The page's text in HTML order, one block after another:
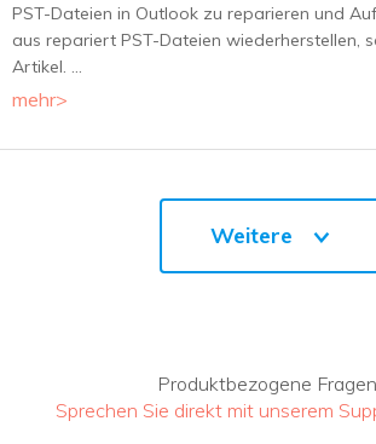
PST-Dateien in Outlook zu reparieren und
aus repariert PST-Dateien wiederherstellen,
Artikel. ...
mehr>
Weitere
Produktbezogene
Sprechen Sie direkt mit unserem